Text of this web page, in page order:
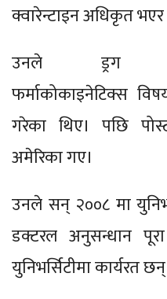
क्वारेन्टाइन अधिकृत
उनले ड्रग
फर्माकोकाइनेटिक्स
गरेका थिए। पछि
अमेरिका गए।
उनले सन् २००८ मा
डक्टरल अनुसन्धान
युनिभर्सिटीमा कार्यरत